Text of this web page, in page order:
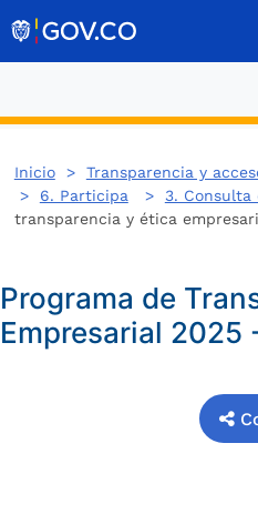
Inicio> Transparencia y
> 6. Participa > 3. Consulta
transparencia y ética
Programa de
Empresarial 2025